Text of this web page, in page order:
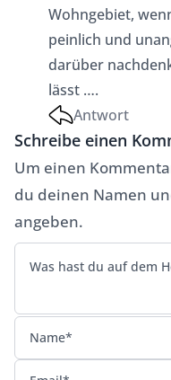
Wohngebiet,
peinlich und
darüber
lässt ….
Antwort
Schreibe einen
Um einen
du deinen Namen
angeben.